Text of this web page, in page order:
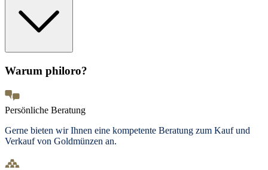
Warum philoro?
Persönliche Beratung
Gerne bieten wir Ihnen eine kompetente Beratung zum Kauf und
Verkauf von Goldmünzen an.